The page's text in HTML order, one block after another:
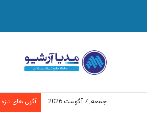
جمعه, 7 آگوست 2026 آگهی های تازه